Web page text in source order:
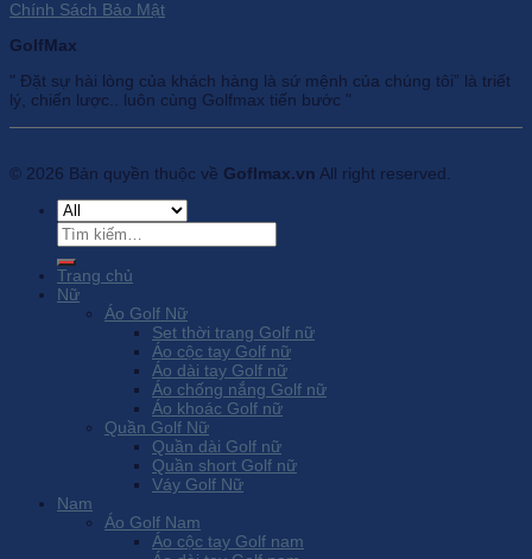
Chính Sách Bảo Mật
GolfMax
" Đặt sự hài lòng của khách hàng là sứ mệnh của chúng tôi” là triết
lý, chiến lược.. luôn cùng Golfmax tiến bước "
© 2026 Bản quyền thuộc về Goflmax.vn All right reserved.
Tìm
kiếm:
Trang chủ
Nữ
Áo Golf Nữ
Set thời trang Golf nữ
Áo cộc tay Golf nữ
Áo dài tay Golf nữ
Áo chống nắng Golf nữ
Áo khoác Golf nữ
Quần Golf Nữ
Quần dài Golf nữ
Quần short Golf nữ
Váy Golf Nữ
Nam
Áo Golf Nam
Áo cộc tay Golf nam